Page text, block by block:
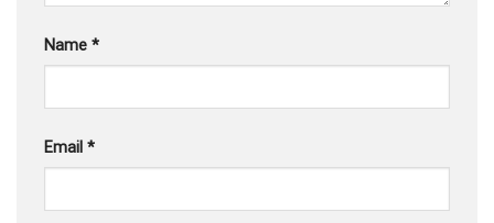
Name *
Email *